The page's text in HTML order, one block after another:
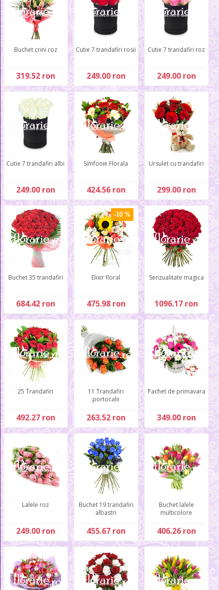
Buchet crini roz
319.52 ron
Cutie 7 trandafiri rosii
249.00 ron
Cutie 7 trandafiri roz
249.00 ron
Cutie 7 trandafiri albi
249.00 ron
Simfonie Florala
424.56 ron
Ursulet cu trandafiri
299.00 ron
Buchet 35 trandafiri
684.42 ron
-10 %
Elixir floral
475.98 ron
Senzualitate magica
1096.17 ron
25 Trandafiri
492.27 ron
11 Trandafiri
portocalii
263.52 ron
Pachet de primavara
349.00 ron
Lalele roz
249.00 ron
Buchet 19 trandafiri
albastri
455.67 ron
Buchet lalele
multicolore
406.26 ron